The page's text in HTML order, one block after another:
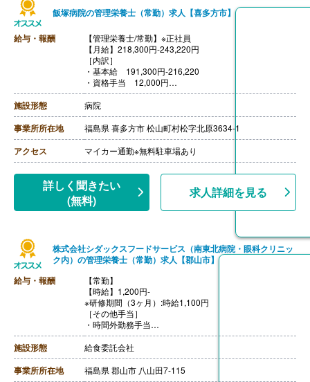
【昇給】あり（1月あたり500円-5,000円）※前年度実績
【退職金】あり※勤続2年以上
飯塚病院の管理栄養士（常勤）求人【喜多方市】
給与・報酬
【管理栄養士/常勤】※正社員
【月給】218,300円-243,220円
［内訳］
・基本給 191,300円-216,220
・資格手当 12,000円
・ベースアップ評価料手当 15,000
【賞与】年2回（計3.10ヶ月分）※前年度実績
【通勤手当】あり（上限1,350円/日）
【昇給】あり（1月あたり500円-2,000円）※前年度実績
【退職金】あり※勤続3年以上
施設形態 病院
事業所所在地 福島県 喜多方市 松山町村松字北原3634-1
アクセス マイカー通勤※無料駐車場あり
詳しく聞きたい
(無料)
求人詳細を見る
株式会社シダックスフードサービス（南東北病院・眼科クリニッ
ク内）の管理栄養士（常勤）求人【郡山市】
給与・報酬
【常勤】
【時給】1,200円-
※研修期間（3ヶ月）:時給1,100円
［その他手当］
・時間外勤務手当
・休日勤務手当
・深夜勤務手当（22:00-翌05:00）
【通勤手当】あり（上限なし）※片道2Km以上
施設形態 給食委託会社
事業所所在地 福島県 郡山市 八山田7-115